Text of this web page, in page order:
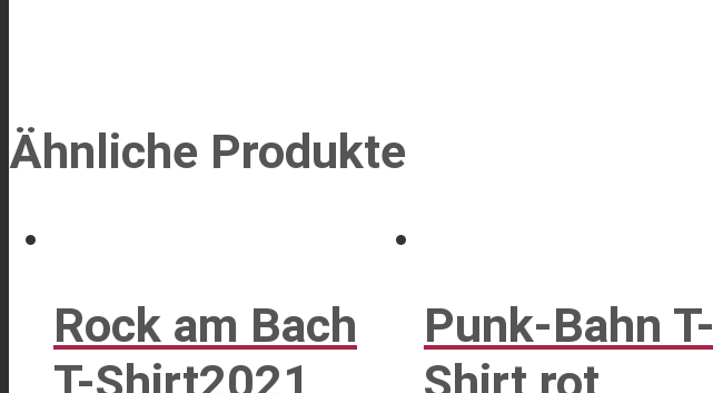
Ähnliche Produkte
Rock am Bach
Punk-Bahn T-